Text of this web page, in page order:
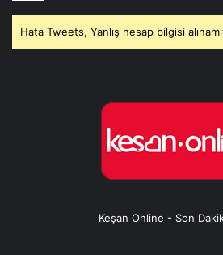
Hata Tweets, Yanlış hesap bilgisi
Keşan Online - Son